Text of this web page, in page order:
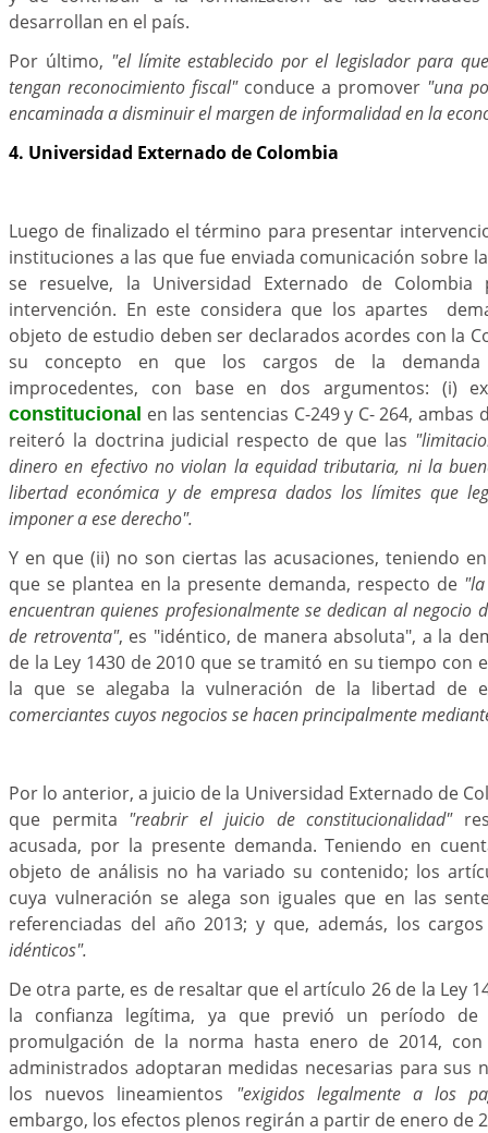
desarrollan en el país.
Por último, "el límite establecido por el legislador para
tengan reconocimiento fiscal"conduce a promover "una
encaminada a disminuir el margen de informalidad en la
4. Universidad Externado de Colombia
Luego de finalizado el término para presentar
instituciones a las que fue enviada comunicación sobre
se resuelve, la Universidad Externado de
intervención. En este considera que los apartes
objeto de estudio deben ser declarados acordes con la
su concepto en que los cargos de la
improcedentes, con base en dos argumentos: (i)
constitucional en las sentencias C-249 y C- 264, ambas
reiteró la doctrina judicial respecto de que las
dinero en efectivo no violan la equidad tributaria, ni la
libertad económica y de empresa dados los límites que
imponer a ese derecho".
Y en que (ii) no son ciertas las acusaciones, teniendo
que se plantea en la presente demanda, respecto de
encuentran quienes profesionalmente se dedican al negocio
de retroventa", es "idéntico, de manera absoluta", a la
de la Ley 1430 de 2010 que se tramitó en su tiempo con
la que se alegaba la vulneración de la libertad de
comerciantes cuyos negocios se hacen principalmente
Por lo anterior, a juicio de la Universidad Externado de
que permita "reabrir el juicio de constitucionalidad"
acusada, por la presente demanda. Teniendo en
objeto de análisis no ha variado su contenido; los
cuya vulneración se alega son iguales que en las
referenciadas del año 2013; y que, además, los
idénticos".
De otra parte, es de resaltar que el artículo 26 de la Ley
la confianza legítima, ya que previó un período de
promulgación de la norma hasta enero de 2014,
administrados adoptaran medidas necesarias para sus
los nuevos lineamientos "exigidos legalmente a los
embargo, los efectos plenos regirán a partir de enero